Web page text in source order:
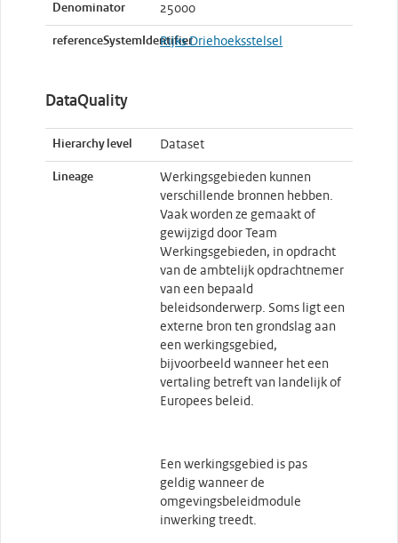
Denominator 25000
referenceSystemIdentifierRijks Driehoeksstelsel
DataQuality
Hierarchy level Dataset
Lineage
Werkingsgebieden kunnen
verschillende bronnen hebben.
Vaak worden ze gemaakt of
gewijzigd door Team
Werkingsgebieden, in opdracht
van de ambtelijk opdrachtnemer
van een bepaald
beleidsonderwerp. Soms ligt een
externe bron ten grondslag aan
een werkingsgebied,
bijvoorbeeld wanneer het een
vertaling betreft van landelijk of
Europees beleid.
Een werkingsgebied is pas
geldig wanneer de
omgevingsbeleidmodule
inwerking treedt.